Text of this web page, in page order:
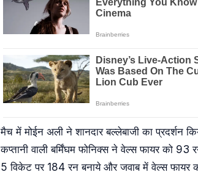
मैच में मोईन अली ने शानदार बल्लेबाजी का प्रदर्शन
कप्तानी वाली बर्मिंघम फोनिक्स ने वेल्स फायर को
5 विकेट पर 184 रन बनाये और जवाब में वेल्स फायर